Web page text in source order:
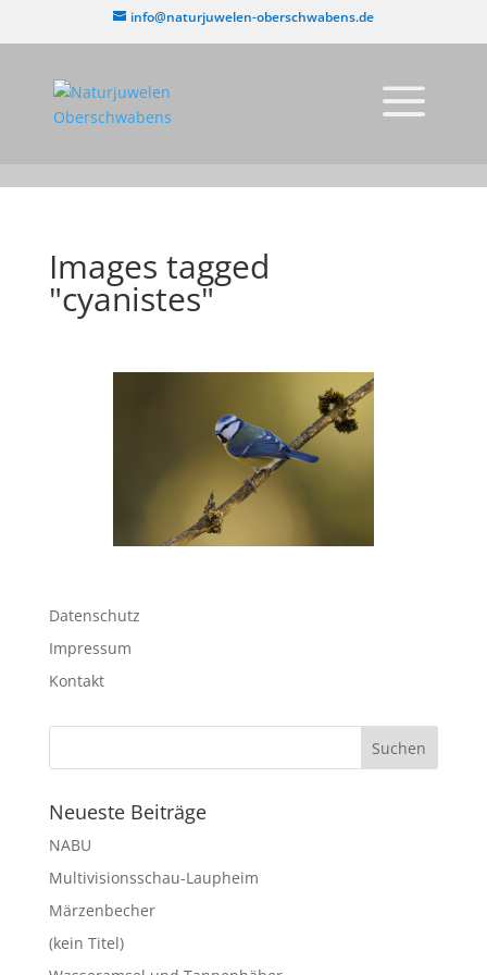
info@naturjuwelen-oberschwabens.de
Images tagged
"cyanistes"
Datenschutz
Impressum
Kontakt
Neueste Beiträge
NABU
Multivisionsschau-Laupheim
Märzenbecher
(kein Titel)